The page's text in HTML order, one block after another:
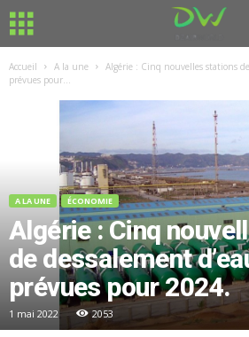
Accueil A la une
Algérie : Cinq nouvelles stations
prévues pour...
A LA UNE ÉCONOMIE
Algérie : Cinq
de dessalement
prévues pour 2024.
1 mai 2022 2053